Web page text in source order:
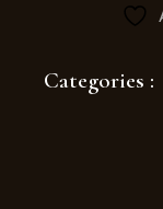
Categories :